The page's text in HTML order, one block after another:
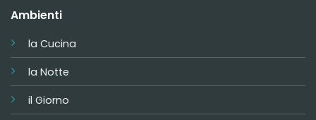
Ambienti
la Cucina
la Notte
il Giorno